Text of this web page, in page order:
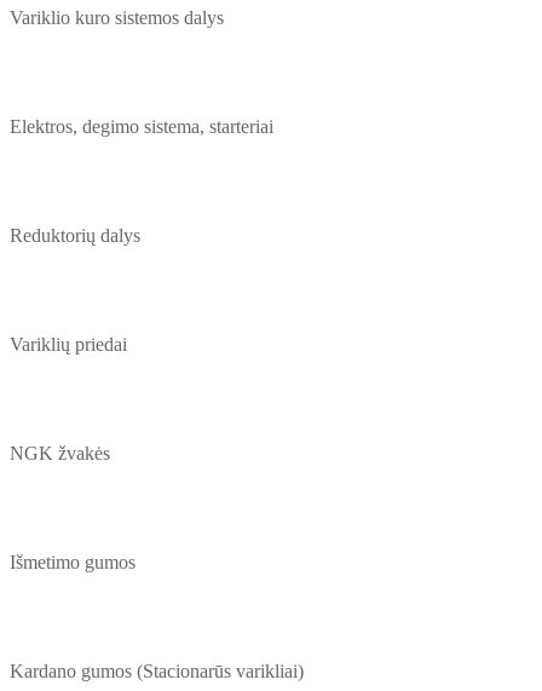
Variklio kuro sistemos dalys
Elektros, degimo sistema, starteriai
Reduktorių dalys
Variklių priedai
NGK žvakės
Išmetimo gumos
Kardano gumos (Stacionarūs varikliai)